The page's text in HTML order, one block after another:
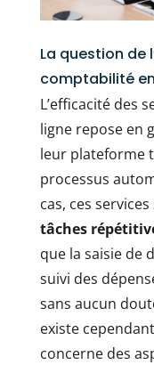
La question de
comptabilité
L’efficacité des
ligne repose en
leur plateforme
processus
cas, ces
tâches
que la saisie de
suivi des
sans aucun
existe
concerne des